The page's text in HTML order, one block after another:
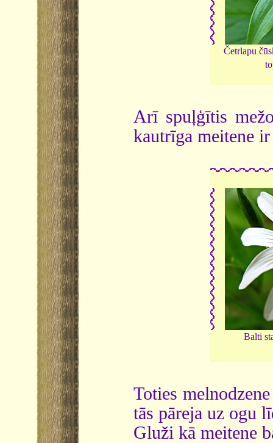
Četrlapu
Arī spuļģītis
kautrīga meitene
Balti
Toties
tās pāreja uz ogu
Gluži kā meitene